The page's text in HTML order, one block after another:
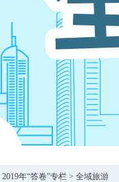
2019年“答卷”专栏> 全域旅游